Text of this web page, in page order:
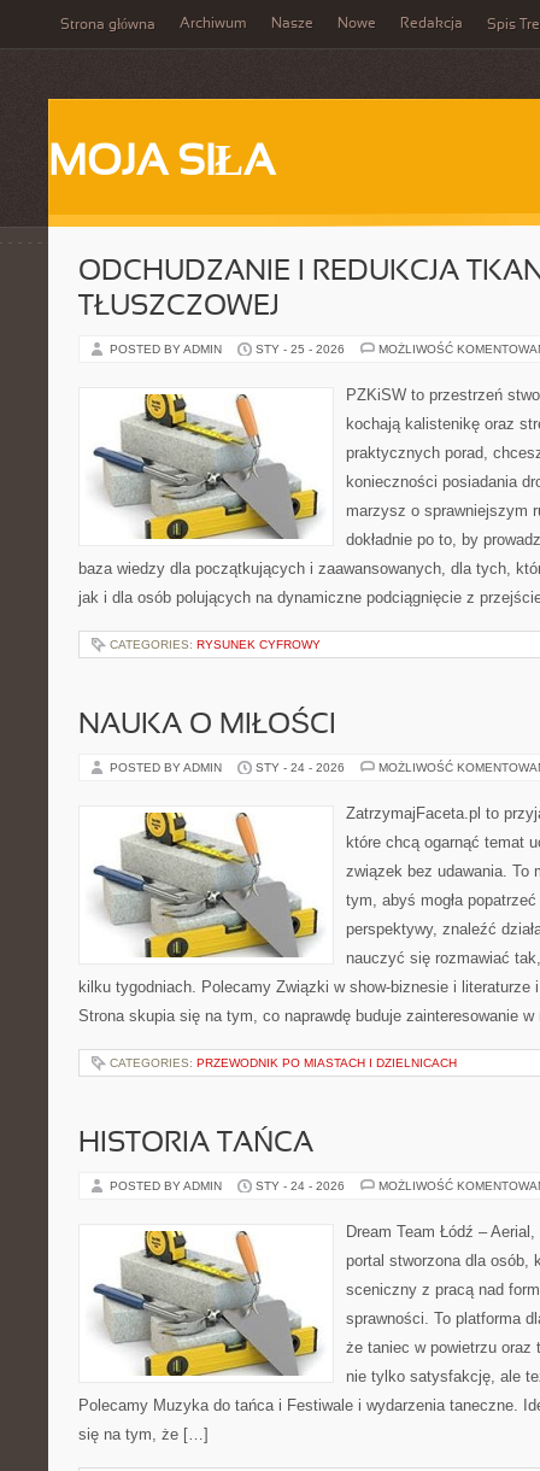
Strona główna Archiwum Nasze Nowe Redakcja Spis
MOJA SIŁA
ODCHUDZANIE I REDUKCJA
TŁUSZCZOWEJ
POSTED BY ADMIN STY - 25 - 2026 MOŻLIWOŚĆ
PZKiSW to przestrzeń
kochają kalistenikę oraz
praktycznych porad,
konieczności posiadania
marzysz o sprawniejszym
dokładnie po to, by
baza wiedzy dla początkujących i zaawansowanych, dla tych,
jak i dla osób polujących na dynamiczne podciągnięcie z
CATEGORIES: RYSUNEK CYFROWY
NAUKA O MIŁOŚCI
POSTED BY ADMIN STY - 24 - 2026 MOŻLIWOŚĆ
ZatrzymajFaceta.pl to
które chcą ogarnąć temat
związek bez udawania. To
tym, abyś mogła
perspektywy, znaleźć
nauczyć się rozmawiać
kilku tygodniach. Polecamy Związki w show-biznesie i literaturze
Strona skupia się na tym, co naprawdę buduje zainteresowanie
CATEGORIES: PRZEWODNIK PO MIASTACH I DZIELNICACH
HISTORIA TAŃCA
POSTED BY ADMIN STY - 24 - 2026 MOŻLIWOŚĆ
Dream Team Łódź –
portal stworzona dla osób,
sceniczny z pracą nad
sprawności. To platforma
że taniec w powietrzu oraz
nie tylko satysfakcję, ale
Polecamy Muzyka do tańca i Festiwale i wydarzenia taneczne.
się na tym, że […]